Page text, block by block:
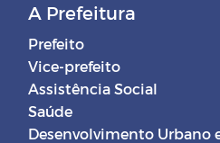
A Prefeitura
Prefeito
Vice-prefeito
Assistência Social
Saúde
Desenvolvimento Urbano